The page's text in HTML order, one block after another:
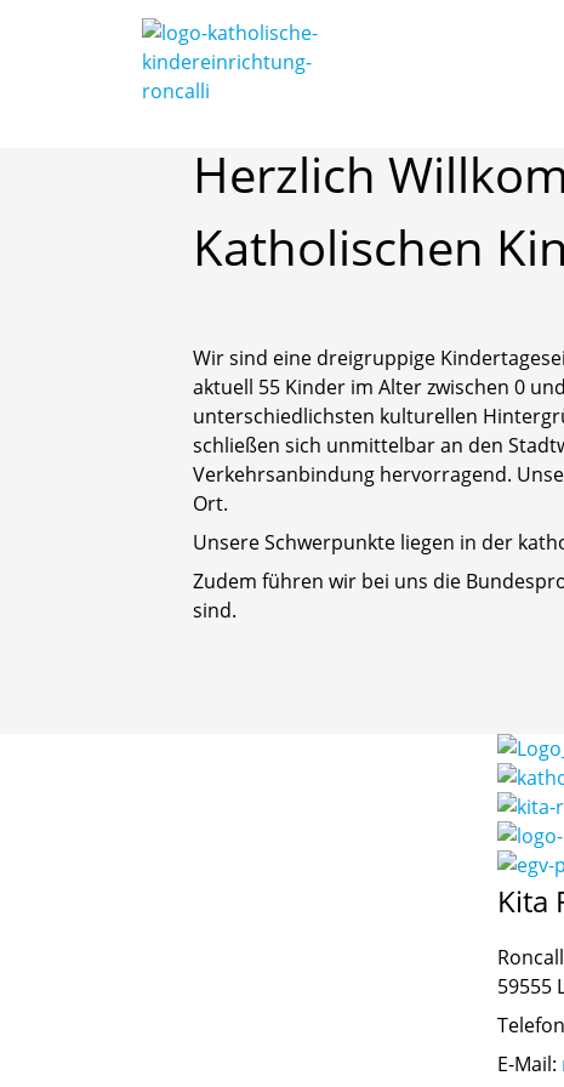
Startseite
Herzlich
Katholischen
Wir sind eine dreigruppige
aktuell 55 Kinder im Alter zwischen 0
unterschiedlichsten kulturellen
schließen sich unmittelbar an den
Verkehrsanbindung hervorragend.
Ort.
Unsere Schwerpunkte liegen in der
Zudem führen wir bei uns die
sind.
Kita
59555
E-Mail: